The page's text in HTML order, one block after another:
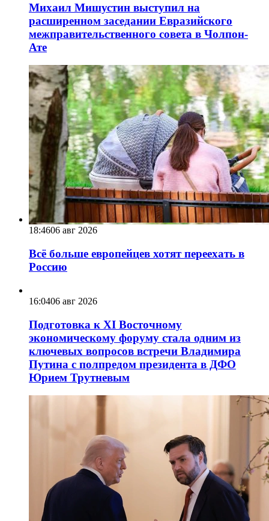
Михаил Мишустин выступил на
расширенном заседании Евразийского
межправительственного совета в Чолпон-
Ате
18:4606 авг 2026
Всё больше европейцев хотят переехать в
Россию
16:0406 авг 2026
Подготовка к XI Восточному
экономическому форуму стала одним из
ключевых вопросов встречи Владимира
Путина с полпредом президента в ДФО
Юрием Трутневым